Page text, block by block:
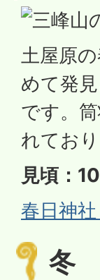
土屋原
めて発
です。
れてお
見頃：
春日神
冬